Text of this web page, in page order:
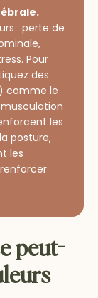
: perte de
Pour
des
comme le
les
posture,
les
peut-